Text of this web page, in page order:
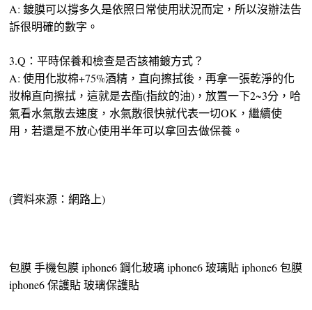
A: 鍍膜可以撐多久是依照日常使用狀況而定，所以沒辦法告
訴很明確的數字。
3.Q：平時保養和檢查是否該補鍍方式？
A: 使用化妝棉+75%酒精，直向擦拭後，再拿一張乾淨的化
妝棉直向擦拭，這就是去酯(指紋的油)，放置一下2~3分，哈
氣看水氣散去速度，水氣散很快就代表一切OK，繼續使
用，若還是不放心使用半年可以拿回去做保養。
(資料來源：網路上)
包膜 手機包膜 iphone6 鋼化玻璃 iphone6 玻璃貼 iphone6 包膜
iphone6 保護貼 玻璃保護貼